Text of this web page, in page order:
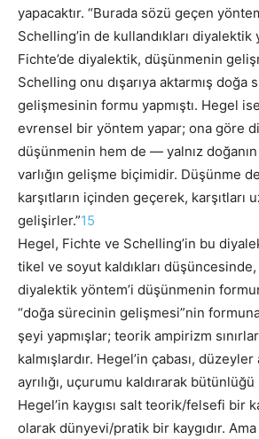
yapacaktır. “Burada sözü geçen
Schelling’in de kullandıkları diyalektik
Fichte’de diyalektik, düşünmenin
Schelling onu dışarıya aktarmış doğa
gelişmesinin formu yapmıştı. Hegel
evrensel bir yöntem yapar; ona göre
düşünmenin hem de — yalnız
varlığın gelişme biçimidir. Düşünme
karşıtların içinden geçerek, karşıtları
gelişirler.”15
Hegel, Fichte ve Schelling’in bu
tikel ve soyut kaldıkları
diyalektik yöntem’i düşünmenin
“doğa sürecinin gelişmesi”nin
şeyi yapmışlar; teorik ampirizm
kalmışlardır. Hegel’in çabası, düzeyler
ayrılığı, uçurumu kaldırarak
Hegel’in kaygısı salt teorik/felsefi bir
olarak dünyevi/pratik bir kaygıdır.